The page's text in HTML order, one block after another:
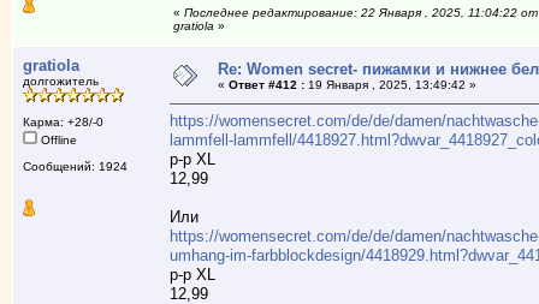
« Последнее редактирование: 22 Января , 2025, 11:04:22 от
gratiola »
gratiola
долгожитель
Карма: +28/-0
Offline
Сообщений: 1924
Re: Women secret- пижамки и нижнее
« Ответ #412 :19 Января , 2025, 13:49:42 »
https://womensecret.com/de/de/damen/
lammfell-lammfell/
р-р XL
12,99
Или
https://womensecret.com/de/de/damen/
umhang-im-farbblockdesign/
р-р XL
12,99